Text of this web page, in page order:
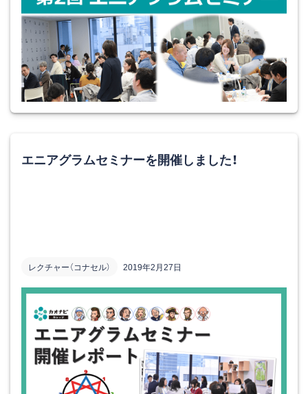
エニアグラムセミナーを開催しました！
レクチャー（コナセル） 2019年2月27日